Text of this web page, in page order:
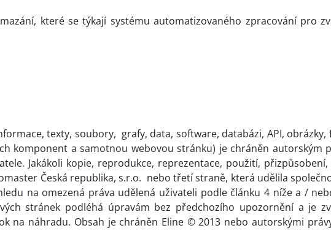
které se týkají systému automatizovaného zpracování pro
texty, soubory, grafy, data, software, databázi, API,
komponent a samotnou webovou stránku) je chráněn autorským
Jakákoli kopie, reprodukce, reprezentace, použití,
Česká republika, s.r.o. nebo třetí straně, která udělila
na omezená práva udělená uživateli podle článku 4 níže a /
stránek podléhá úpravám bez předchozího upozornění a je
na náhradu. Obsah je chráněn Eline © 2013 nebo autorskými